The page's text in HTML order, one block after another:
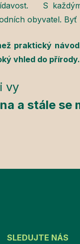
S
obyvatel. Byť
praktický
vhled do přírody.
vy
a stále se
SLEDUJTE NÁS